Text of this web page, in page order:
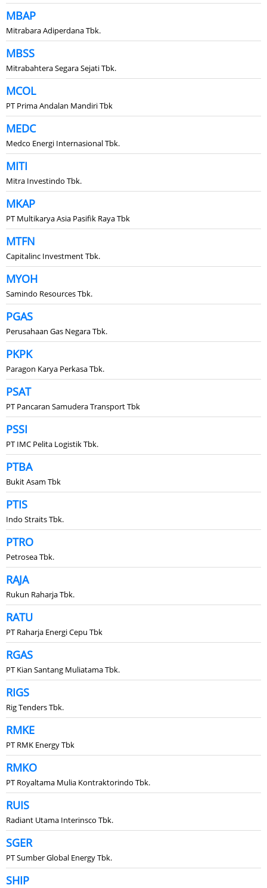
MBAP
Mitrabara Adiperdana Tbk.
MBSS
Mitrabahtera Segara Sejati Tbk.
MCOL
PT Prima Andalan Mandiri Tbk
MEDC
Medco Energi Internasional Tbk.
MITI
Mitra Investindo Tbk.
MKAP
PT Multikarya Asia Pasifik Raya Tbk
MTFN
Capitalinc Investment Tbk.
MYOH
Samindo Resources Tbk.
PGAS
Perusahaan Gas Negara Tbk.
PKPK
Paragon Karya Perkasa Tbk.
PSAT
PT Pancaran Samudera Transport Tbk
PSSI
PT IMC Pelita Logistik Tbk.
PTBA
Bukit Asam Tbk
PTIS
Indo Straits Tbk.
PTRO
Petrosea Tbk.
RAJA
Rukun Raharja Tbk.
RATU
PT Raharja Energi Cepu Tbk
RGAS
PT Kian Santang Muliatama Tbk.
RIGS
Rig Tenders Tbk.
RMKE
PT RMK Energy Tbk
RMKO
PT Royaltama Mulia Kontraktorindo Tbk.
RUIS
Radiant Utama Interinsco Tbk.
SGER
PT Sumber Global Energy Tbk.
SHIP